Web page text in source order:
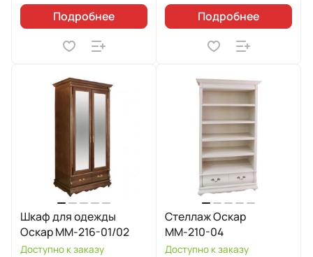
Подробнее
Подробнее
Шкаф для одежды
Оскар ММ-216-01/02
Доступно к заказу
Стеллаж Оскар
ММ-210-04
Доступно к заказу